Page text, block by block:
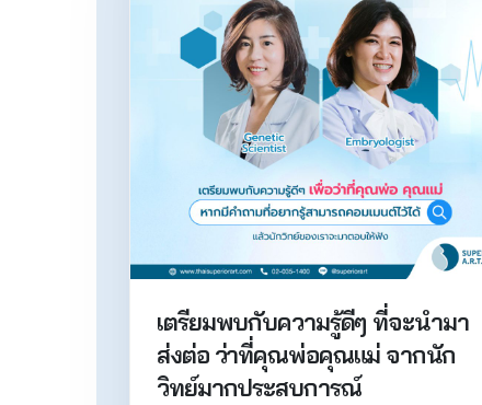
เตรียมพบกับความรู้ดีๆ ที่จะนำมา
ส่งต่อ ว่าที่คุณพ่อคุณแม่ จากนัก
วิทย์มากประสบการณ์